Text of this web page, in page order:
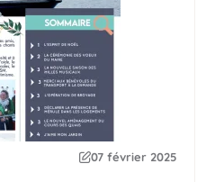
Date de publication
07 février 2025